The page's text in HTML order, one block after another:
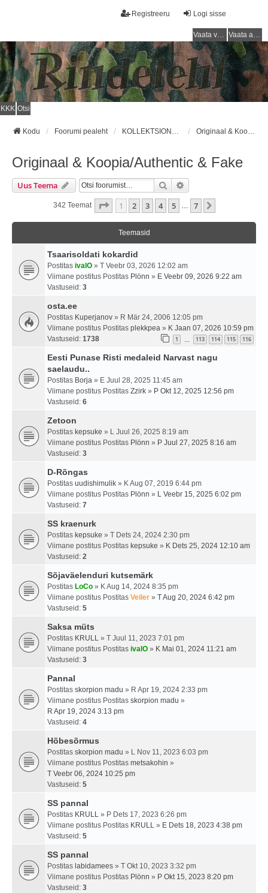
Logi sisse
Registreeru
Vaata vastamata teemasi Vaata aktiivseid teemasid
KKK Otsi
Kodu Foorumi pealeht KOLLEKTSIONEERIMINE / COLLECTING Originaal & Koopia/Authentic & Fake
Originaal & Koopia/Authentic & Fake
Uus Teema Otsi
342 Teemat 1 . Leht7 -st
1 2 3 4 5 … 7
Teemasid
Tsaarisoldati kokardid
Postitas ivalO » T Veebr 03, 2026 12:02 am
Viimane postitus Postitas Plönn » E Veebr 09, 2026 9:22 am
Vastuseid: 3
osta.ee
Postitas Kuperjanov » R Mär 24, 2006 12:05 pm
Viimane postitus Postitas plekkpea » K Jaan 07, 2026 10:59 pm
Vastuseid: 1738 1 113 114 115 116
Eesti Punase Risti medaleid Narvast nagu
saelaudu..
Postitas Borja » E Juul 28, 2025 11:45 am
Viimane postitus Postitas Zzirk » P Okt 12, 2025 12:56 pm
Vastuseid: 6
Zetoon
Postitas kepsuke » L Juul 26, 2025 8:19 am
Viimane postitus Postitas Plönn » P Juul 27, 2025 8:16 am
Vastuseid: 3
D-Rõngas
Postitas uudishimulik » K Aug 07, 2019 6:44 pm
Viimane postitus Postitas Plönn » L Veebr 15, 2025 6:02 pm
Vastuseid: 7
SS kraenurk
Postitas kepsuke » T Dets 24, 2024 2:30 pm
Viimane postitus Postitas kepsuke » K Dets 25, 2024 12:10 am
Vastuseid: 2
Sõjaväelenduri kutsemärk
Postitas LoCo » K Aug 14, 2024 8:35 pm
Viimane postitus Postitas Veiler » T Aug 20, 2024 6:42 pm
Vastuseid: 5
Saksa müts
Postitas KRULL » T Juul 11, 2023 7:01 pm
Viimane postitus Postitas ivalO » K Mai 01, 2024 11:21 am
Vastuseid: 3
Pannal
Postitas skorpion madu » R Apr 19, 2024 2:33 pm
Viimane postitus Postitas skorpion madu »
R Apr 19, 2024 3:13 pm
Vastuseid: 4
Hõbesõrmus
Postitas skorpion madu » L Nov 11, 2023 6:03 pm
Viimane postitus Postitas metsakohin »
T Veebr 06, 2024 10:25 pm
Vastuseid: 5
SS pannal
Postitas KRULL » P Dets 17, 2023 6:26 pm
Viimane postitus Postitas KRULL » E Dets 18, 2023 4:38 pm
Vastuseid: 5
SS pannal
Postitas labidamees » T Okt 10, 2023 3:32 pm
Viimane postitus Postitas Plönn » P Okt 15, 2023 8:20 pm
Vastuseid: 3